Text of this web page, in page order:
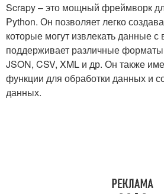
Scrapy – это мощный фреймворк
Python. Он позволяет легко
которые могут извлекать данные с
поддерживает различные форматы
JSON, CSV, XML и др. Он также
функции для обработки данных и
данных.